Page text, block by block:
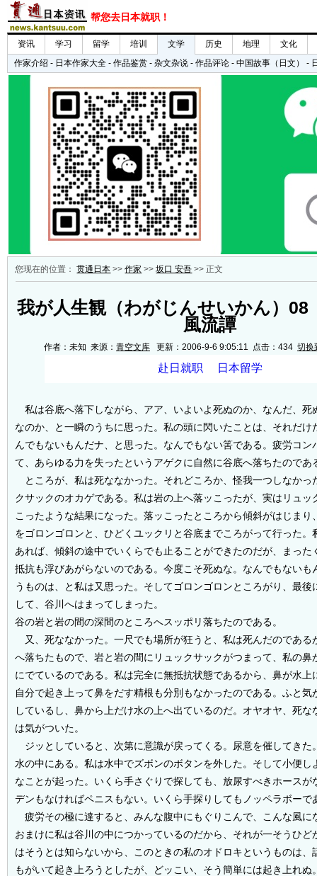
您现在的位置：贯通日本 >>作家 >>坂口 安吾 >> 正文
我が人生観（わがじんせいかん）08
風流譚
作者：未知 来源： 青空文库 更新：2006-9-6 9:05:11 点击： 434 切换
私は谷底へ落下しながら、アア、いよいよ死ぬのか、なんだ、死
なのか、と一瞬のうちに思った。私の頭に閃いたことは、それだけ
んでもないもんだナ、と思った。なんでもない筈である。疲労コン
て、あらゆる力を失ったというアゲクに自然に谷底へ落ちたのであ
ところが、私は死ななかった。それどころか、怪我一つしなかっ
クサックのオカゲである。私は岩の上へ落ッこったが、実はリュッ
こったような結果になった。落ッこったところから傾斜がはじまり
をゴロンゴロンと、ひどくユックリと谷底までころがって行った。
あれば、傾斜の途中でいくらでも止ることができたのだが、まった
抵抗も浮びあがらないのである。今度こそ死ぬな。なんでもないも
うものは、と私は又思った。そしてゴロンゴロンところがり、最後
して、谷川へはまってしまった。
谷の岩と岩の間の深間のところへスッポリ落ちたのである。
又、死ななかった。一尺でも場所が狂うと、私は死んだのである
へ落ちたもので、岩と岩の間にリュックサックがつまって、私の鼻
にでているのである。私は完全に無抵抗状態であるから、鼻が水上
自分で起き上って鼻をだす精根も分別もなかったのである。ふと気
しているし、鼻から上だけ水の上へ出ているのだ。オヤオヤ、死な
は気がついた。
ジッとしていると、次第に意識が戻ってくる。尿意を催してきた
水の中にある。私は水中でズボンのボタンを外した。そして小便し
なことが起った。いくら手さぐりで探しても、放尿すべきホースが
デンもなければペニスもない。いくら手探りしてもノッペラボーで
疲労その極に達すると、みんな腹中にもぐりこんで、こんな風に
おまけに私は谷川の中につかっているのだから、それが一そうひど
はそうとは知らないから、このときの私のオドロキというものは、
もがいて起き上ろうとしたが、どッこい、そう簡単には起き上れぬ